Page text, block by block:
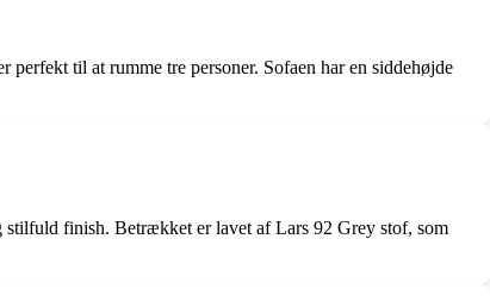
til at rumme tre personer. Sofaen har en siddehøjde
stilfuld finish. Betrækket er lavet af Lars 92 Grey stof, som